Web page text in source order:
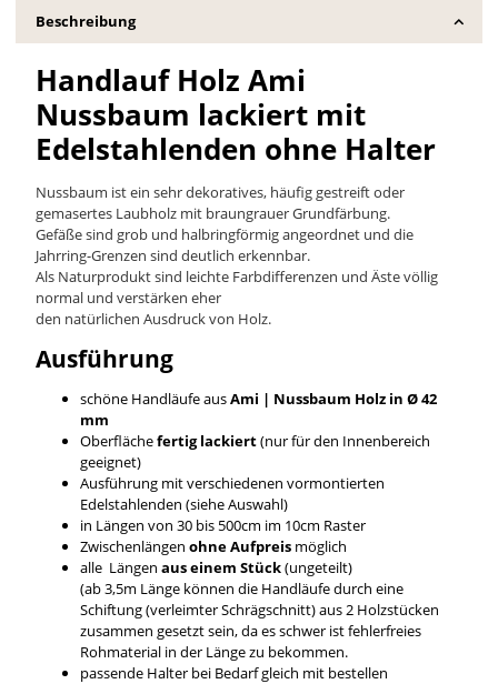
Beschreibung
Handlauf Holz Ami
Nussbaum lackiert mit
Edelstahlenden ohne Halter
Nussbaum ist ein sehr dekoratives, häufig gestreift oder
gemasertes Laubholz mit braungrauer Grundfärbung.
Gefäße sind grob und halbringförmig angeordnet und die
Jahrring-Grenzen sind deutlich erkennbar.
Als Naturprodukt sind leichte Farbdifferenzen und Äste völlig
normal und verstärken eher
den natürlichen Ausdruck von Holz.
Ausführung
schöne Handläufe ausAmi | Nussbaum Holz in Ø 42
mm
Oberflächefertig lackiert(nur für den Innenbereich
geeignet)
Ausführung mit verschiedenen vormontierten
Edelstahlenden (siehe Auswahl)
in Längen von 30 bis 500cm im 10cm Raster
Zwischenlängen ohne Aufpreis möglich
alle Längen aus einem Stück(ungeteilt)
(ab 3,5m Länge können die Handläufe durch eine
Schiftung (verleimter Schrägschnitt) aus 2 Holzstücken
zusammen gesetzt sein, da es schwer ist fehlerfreies
Rohmaterial in der Länge zu bekommen.
passende Halter bei Bedarf gleich mit bestellen